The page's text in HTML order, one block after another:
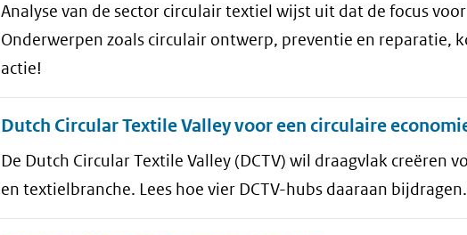
Analyse van de sector circulair textiel wijst uit dat de focus
Onderwerpen zoals circulair ontwerp, preventie en reparatie,
actie!
Dutch Circular Textile Valley voor een circulaire
De Dutch Circular Textile Valley (DCTV) wil draagvlak
en textielbranche. Lees hoe vier DCTV-hubs daaraan bijdragen.